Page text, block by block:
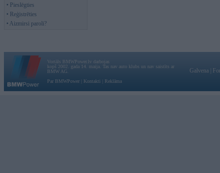
• Pieslēgties
• Reģistrēties
• Aizmirsi paroli?
Vortāls BMWPower.lv darbojas
kopš 2002. gada 14. maija. Tas nav auto klubs un nav saistīts ar
BMW AG.
Par BMWPower
Kontakti Reklāma
Galvena